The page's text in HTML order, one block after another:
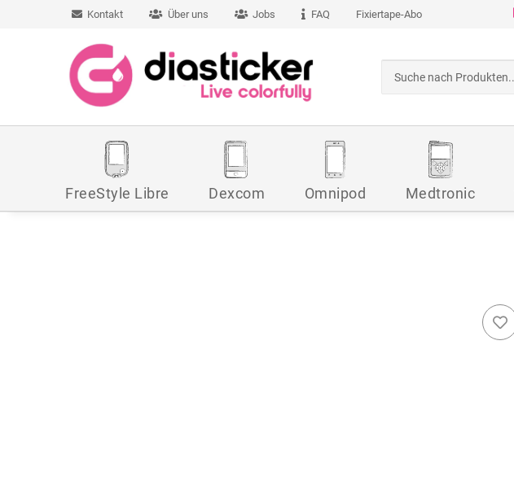
Kontakt Über uns Jobs FAQ Fixiertape-Abo
FreeStyle Libre Dexcom Omnipod Medtronic